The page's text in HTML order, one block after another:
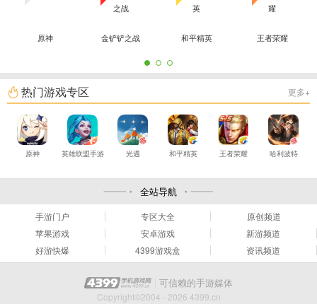
原神 金铲铲之战 和平精英 王者荣耀
热门游戏专区 更多+
原神 英雄联盟手游 光遇 和平精英 王者荣耀 哈利波特
全站导航
手游门户 专区大全
原创频道
苹果游戏
安卓游戏
新游频道
好游快爆
4399游戏盒 资讯频道
可信赖的手游媒体
Copyright©2004 - 2026 4399.cn